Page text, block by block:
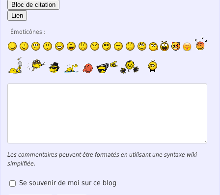
Bloc de citation
Lien
Émoticônes :
Les commentaires peuvent être formatés en utilisant une syntaxe wiki
simplifiée.
Se souvenir de moi sur ce blog